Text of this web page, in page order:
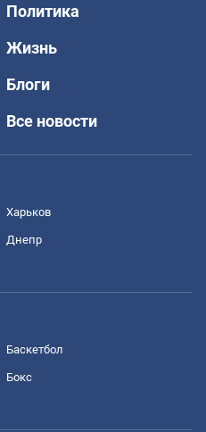
Политика
Жизнь
Блоги
Все новости
Харьков
Днепр
Баскетбол
Бокс